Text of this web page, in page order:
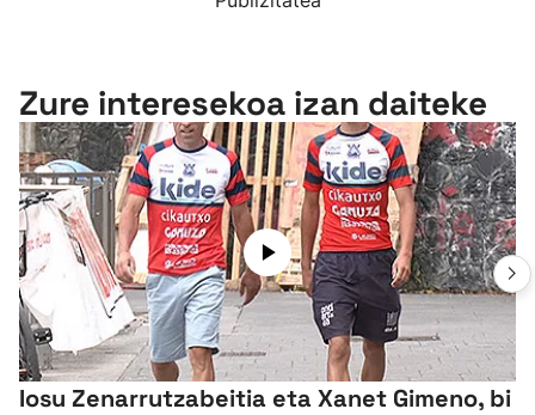
Zure interesekoa izan daiteke
Iosu Zenarrutzabeitia eta Xanet Gimeno, bi